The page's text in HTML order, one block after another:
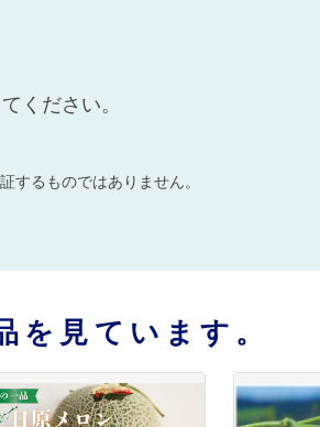
ください。
するものではありません。
を見ています。